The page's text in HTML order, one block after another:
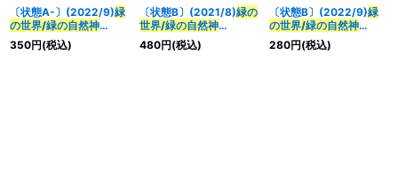
〔状態A-〕(2022/9)緑
の世界/緑の自然神
(BS61収録)【転醒X】
{BS53-TX03a/BS53-
350円(税込)
〔状態B〕(2021/8)緑の
世界/緑の自然神
(BSC38収録)【転醒X】
{BS53-TX03a/BS53-
480円(税込)
〔状態B〕(2022/9)緑
の世界/緑の自然神
(BS61収録)【転醒X】
{BS53-TX03a/BS53-
280円(税込)